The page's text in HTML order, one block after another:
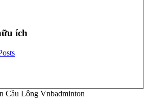
ích
Cầu Lông Vnbadminton